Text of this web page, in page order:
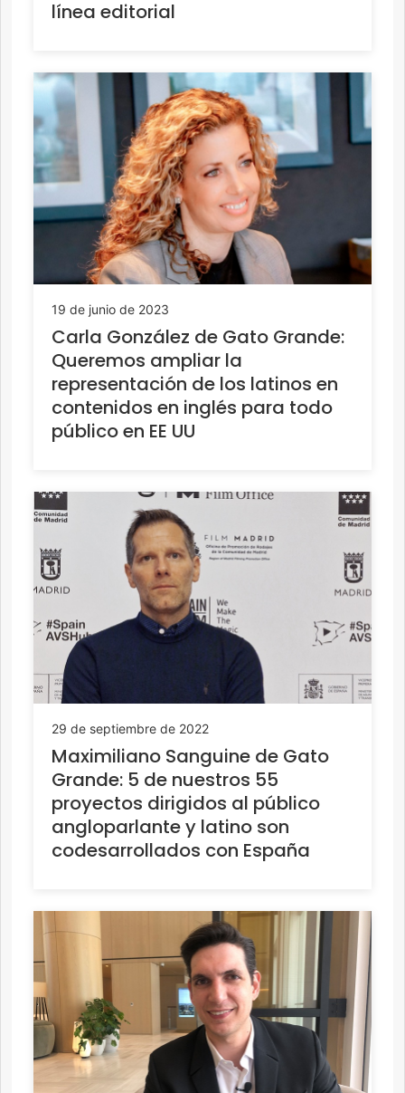
línea editorial
19 de junio de 2023
Carla González de Gato Grande:
Queremos ampliar la
representación de los latinos en
contenidos en inglés para todo
público en EE UU
29 de septiembre de 2022
Maximiliano Sanguine de Gato
Grande: 5 de nuestros 55
proyectos dirigidos al público
angloparlante y latino son
codesarrollados con España